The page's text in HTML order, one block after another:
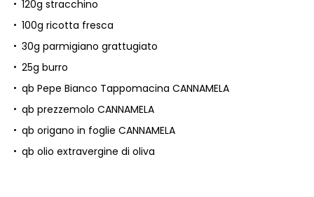
120g stracchino
100g ricotta fresca
30g parmigiano grattugiato
25g burro
qb Pepe Bianco Tappomacina CANNAMELA
qb prezzemolo CANNAMELA
qb origano in foglie CANNAMELA
qb olio extravergine di oliva